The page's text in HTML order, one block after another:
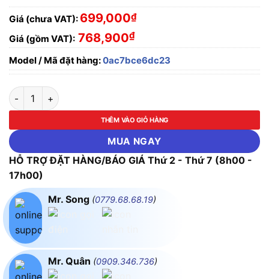
Giá (chưa VAT): 699,000₫
Giá (gồm VAT): 768,900₫
Model / Mã đặt hàng:0ac7bce6dc23
ĐÈN BÀN BẢO VỆ MẮT LED PHILIPS JABIRU 66016/93/P3 số
THÊM VÀO GIỎ HÀNG
MUA NGAY
HỖ TRỢ ĐẶT HÀNG/BÁO GIÁ Thứ 2 - Thứ 7 (8h00 -
17h00)
Mr. Song (0779.68.68.19)
Mr. Quân (0909.346.736)